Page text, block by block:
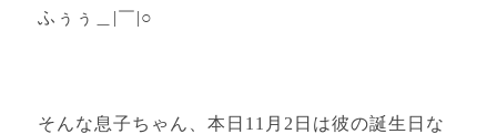
ふぅぅ＿|￣|○
そんな息子ちゃん、本日11月2日は彼の誕生日な